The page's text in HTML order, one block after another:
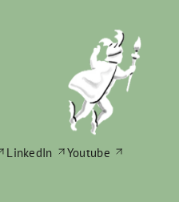
LinkedIn Youtube